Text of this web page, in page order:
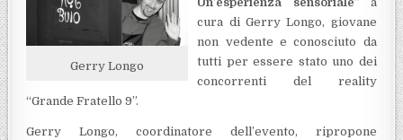
Gerry Longo
cura di Gerry Longo, giovane
non vedente e conosciuto da
tutti per essere stato uno dei
concorrenti del reality
“Grande Fratello 9”.
Gerry Longo, coordinatore dell’evento, ripropone